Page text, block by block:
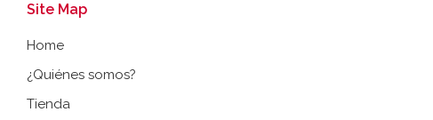
Site Map
Home
¿Quiénes somos?
Tienda